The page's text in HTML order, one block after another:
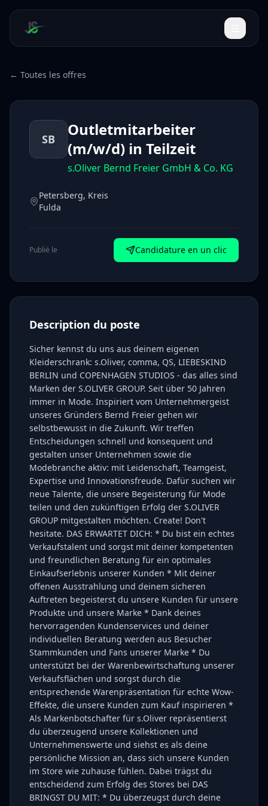
← Toutes les offres
SB
Outletmitarbeiter
(m/w/d) in Teilzeit
s.Oliver Bernd Freier GmbH & Co. KG
Petersberg, Kreis
Fulda
Publié le Candidature en un clic
Description du poste
Sicher kennst du uns aus deinem eigenen
Kleiderschrank: s.Oliver, comma, QS, LIEBESKIND
BERLIN und COPENHAGEN STUDIOS - das alles sind
Marken der S.OLIVER GROUP. Seit über 50 Jahren
immer in Mode. Inspiriert vom Unternehmergeist
unseres Gründers Bernd Freier gehen wir
selbstbewusst in die Zukunft. Wir treffen
Entscheidungen schnell und konsequent und
gestalten unser Unternehmen sowie die
Modebranche aktiv: mit Leidenschaft, Teamgeist,
Expertise und Innovationsfreude. Dafür suchen wir
neue Talente, die unsere Begeisterung für Mode
teilen und den zukünftigen Erfolg der S.OLIVER
GROUP mitgestalten möchten. Create! Don't
hesitate. ‎DAS ERWARTET DICH: * Du bist ein echtes
Verkaufstalent und sorgst mit deiner kompetenten
und freundlichen Beratung für ein optimales
Einkaufserlebnis unserer Kunden * Mit deiner
offenen Ausstrahlung und deinem sicheren
Auftreten begeisterst du unsere Kunden für unsere
Produkte und unsere Marke * Dank deines
hervorragenden Kundenservices und deiner
individuellen Beratung werden aus Besucher
Stammkunden und Fans unserer Marke * Du
unterstützt bei der Warenbewirtschaftung unserer
Verkaufsflächen und sorgst durch die
entsprechende Warenpräsentation für echte Wow-
Effekte, die unsere Kunden zum Kauf inspirieren *
Als Markenbotschafter für s.Oliver repräsentierst
du überzeugend unsere Kollektionen und
Unternehmenswerte und siehst es als deine
persönliche Mission an, dass sich unsere Kunden
im Store wie zuhause fühlen. Dabei trägst du
entscheidend zum Erfolg des Stores bei DAS
BRINGST DU MIT: * Du überzeugst durch deine